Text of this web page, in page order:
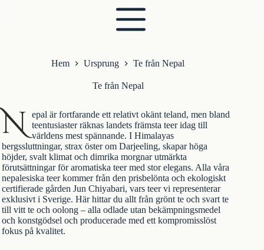
Hem Ursprung Te från Nepal
Te från Nepal
N epal är fortfarande ett relativt okänt teland, men bland
teentusiaster räknas landets främsta teer idag till
världens mest spännande. I Himalayas
bergssluttningar, strax öster om Darjeeling, skapar höga
höjder, svalt klimat och dimrika morgnar utmärkta
förutsättningar för aromatiska teer med stor elegans. Alla våra
nepalesiska teer kommer från den prisbelönta och ekologiskt
certifierade gården Jun Chiyabari, vars teer vi representerar
exklusivt i Sverige. Här hittar du allt från grönt te och svart te
till vitt te och oolong – alla odlade utan bekämpningsmedel
och konstgödsel och producerade med ett kompromisslöst
fokus på kvalitet.